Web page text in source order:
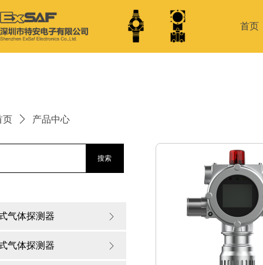
首页
气体探测器 ꁕ
气体探测器 ꁕ
页 ꄲ 产品中心
搜索